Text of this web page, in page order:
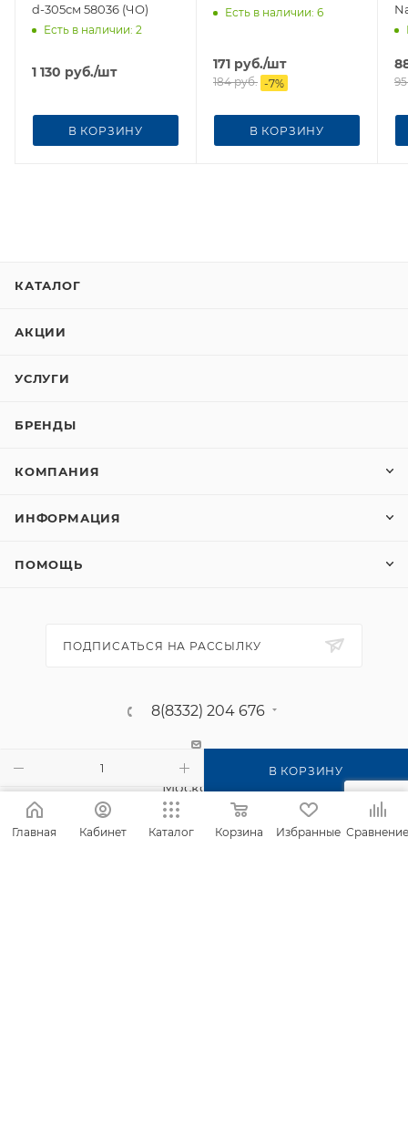
В КОРЗИНУ
d-305см 58036 (ЧО)
Есть в наличии: 2
1 130 руб./шт
В КОРЗИНУ
Есть в наличии: 6
171 руб./шт
184руб. -7%
В КОРЗИНУ
95
КАТАЛОГ
АКЦИИ
УСЛУГИ
БРЕНДЫ
КОМПАНИЯ
ИНФОРМАЦИЯ
ПОМОЩЬ
ПОДПИСАТЬСЯ НА РАССЫЛКУ
8(8332) 204 676
г. Киров, п. Садаковский, ул.
Московская, 2б
Главная Кабинет Каталог Корзина Избранные Сравнение